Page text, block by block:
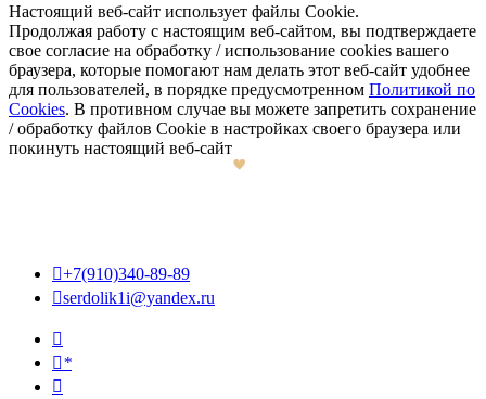
Настоящий веб-сайт использует файлы Cookie.
Продолжая работу с настоящим веб-сайтом, вы подтверждаете
свое согласие на обработку / использование cookies вашего
браузера, которые помогают нам делать этот веб-сайт удобнее
для пользователей, в порядке предусмотренном Политикой по
Cookies. В противном случае вы можете запретить сохранение
/ обработку файлов Cookie в настройках своего браузера или
покинуть настоящий веб-сайт
+7(910)340-89-89
serdolik1i@yandex.ru

*
